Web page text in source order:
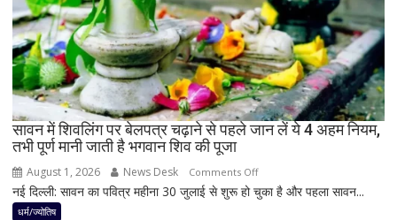
नवपंचम
योग,
इन
3
राशियों
पर
रह
प्रभाव,
सावन में शिवलिंग पर बेलपत्र चढ़ाने से पहले जान लें ये 4 अहम नियम,
तभी पूर्ण मानी जाती है भगवान शिव की पूजा
August 1, 2026 News Desk Comments Offon
सावन
नई दिल्ली: सावन का पवित्र महीना 30 जुलाई से शुरू हो चुका है और पहला सावन...
धर्म/ज्योतिष